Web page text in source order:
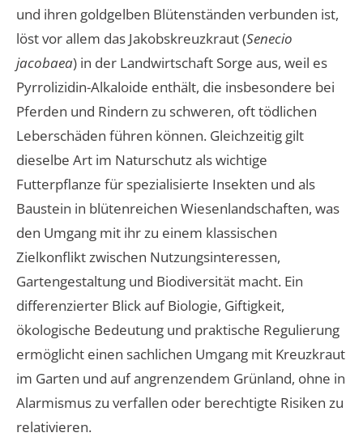
und ihren goldgelben Blütenständen verbunden ist,
löst vor allem das Jakobskreuzkraut (Senecio
jacobaea) in der Landwirtschaft Sorge aus, weil es
Pyrrolizidin-Alkaloide enthält, die insbesondere bei
Pferden und Rindern zu schweren, oft tödlichen
Leberschäden führen können. Gleichzeitig gilt
dieselbe Art im Naturschutz als wichtige
Futterpflanze für spezialisierte Insekten und als
Baustein in blütenreichen Wiesenlandschaften, was
den Umgang mit ihr zu einem klassischen
Zielkonflikt zwischen Nutzungsinteressen,
Gartengestaltung und Biodiversität macht. Ein
differenzierter Blick auf Biologie, Giftigkeit,
ökologische Bedeutung und praktische Regulierung
ermöglicht einen sachlichen Umgang mit Kreuzkraut
im Garten und auf angrenzendem Grünland, ohne in
Alarmismus zu verfallen oder berechtigte Risiken zu
relativieren.